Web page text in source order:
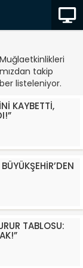
takip
listeleniyor.
KAYBETTİ,
TABLOSU: